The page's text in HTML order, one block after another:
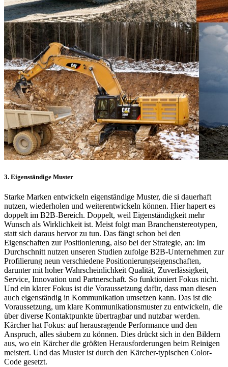
3. Eigenständige Muster
Starke Marken entwickeln eigenständige Muster, die si dauerhaft
nutzen, wiederholen und weiterentwickeln können. Hier hapert es
doppelt im B2B-Bereich. Doppelt, weil Eigenständigkeit mehr
Wunsch als Wirklichkeit ist. Meist folgt man Branchenstereotypen,
statt sich daraus hervor zu tun. Das fängt schon bei den
Eigenschaften zur Positionierung, also bei der Strategie, an: Im
Durchschnitt nutzen unseren Studien zufolge B2B-Unternehmen zur
Profilierung neun verschiedene Positionierungseigenschaften,
darunter mit hoher Wahrscheinlichkeit Qualität, Zuverlässigkeit,
Service, Innovation und Partnerschaft. So funktioniert Fokus nicht.
Und ein klarer Fokus ist die Voraussetzung dafür, dass man diesen
auch eigenständig in Kommunikation umsetzen kann. Das ist die
Voraussetzung, um klare Kommunikationsmuster zu entwickeln, die
über diverse Kontaktpunkte übertragbar und nutzbar werden.
Kärcher hat Fokus: auf herausragende Performance und den
Anspruch, alles säubern zu können. Dies drückt sich in den Bildern
aus, wo ein Kärcher die größten Herausforderungen beim Reinigen
meistert. Und das Muster ist durch den Kärcher-typischen Color-
Code gesetzt.